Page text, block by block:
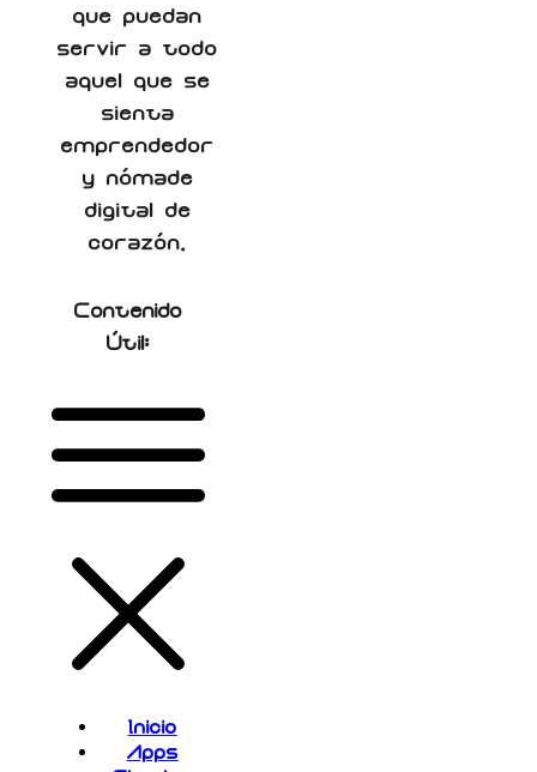
que puedan
servir a todo
aquel que se
sienta
emprendedor
y nómade
digital de
corazón.
Contenido
Útil:
Inicio
Apps